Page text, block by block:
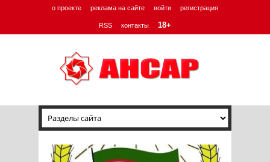
о проекте реклама на сайте войти регистрация
RSS контакты 18+